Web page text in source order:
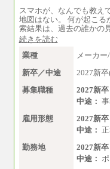
スマホが、なんでも教え
地図はない。 何が起こる
索結果は、過去の誰かの
続きを読む
業種
メーカ
新卒／中途
2027新
募集職種
2027新卒
中途：
雇用形態
2027新卒
中途：
勤務地
2027新卒
中途：